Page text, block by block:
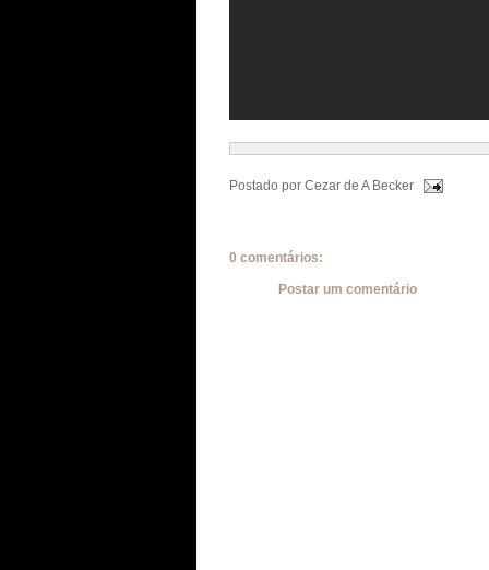
Postado por Cezar de A Becker
0 comentários:
Postar um comentário